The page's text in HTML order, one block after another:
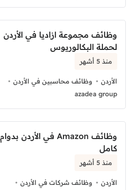
وظائف مجموعة ازاديا في الأردن
لحملة البكالوريوس
منذ 5 أشهر
الأردن
وظائف محاسبين في الأردن
azadea group
وظائف Amazon في الأردن بدوام
كامل
منذ 5 أشهر
الأردن
وظائف شركات في الأردن